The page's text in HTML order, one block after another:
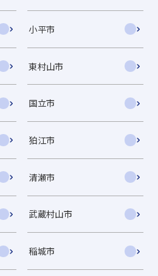
小平市
東村山市
国立市
狛江市
清瀬市
武蔵村山市
稲城市